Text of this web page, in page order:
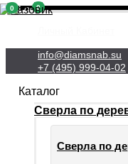
info@diamsnab.su
+7 (495) 999-04-02
0
Каталог
Сверла по
Сверла по
0